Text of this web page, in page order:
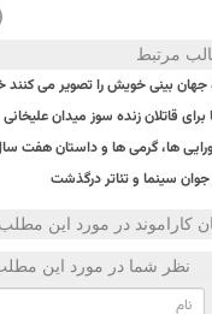
مرتبط
جهان بینی خویش را تصویر می کنند
قاتلان زنده سوز میدان علیخانی
ها، گرمی ها و داستان هفت
جوان سینما و تئاتر درگذشت
کاراموند در مورد این مطلب
نظر شما در مورد این